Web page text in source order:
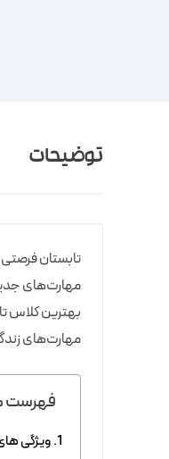
توضیحات
تابستان
مهارت‌های
بهترین کلاس
مهارت‌های
فهرست
ویژگی